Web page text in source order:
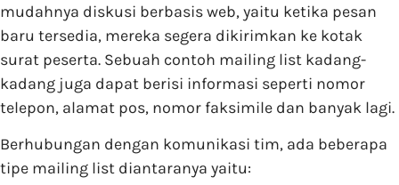
mudahnya diskusi berbasis web, yaitu ketika pesan
baru tersedia, mereka segera dikirimkan ke kotak
surat peserta. Sebuah contoh mailing list kadang-
kadang juga dapat berisi informasi seperti nomor
telepon, alamat pos, nomor faksimile dan banyak lagi.
Berhubungan dengan komunikasi tim, ada beberapa
tipe mailing list diantaranya yaitu: